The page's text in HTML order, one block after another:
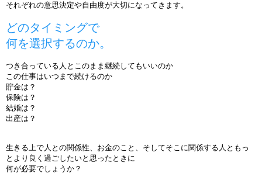
それぞれの意思決定や自由度が大切になってきます。
どのタイミングで
何を選択するのか。
つき合っている人とこのまま継続してもいいのか
この仕事はいつまで続けるのか
貯金は？
保険は？
結婚は？
出産は？
生きる上で人との関係性、お金のこと、そしてそこに関係する人ともっ
とより良く過ごしたいと思ったときに
何が必要でしょうか？